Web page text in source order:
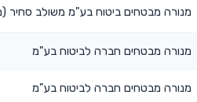
מנורה מבטחים ביטוח בע"מ משולב סחיר
מנורה מבטחים חברה לביטוח בע"מ
מנורה מבטחים חברה לביטוח בע"מ